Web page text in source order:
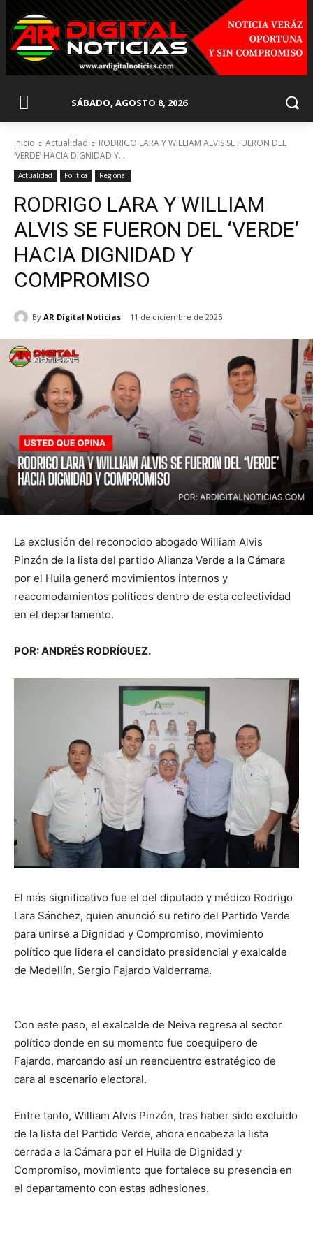
SÁBADO, AGOSTO 8, 2026
Inicio Actualidad
RODRIGO LARA Y WILLIAM ALVIS SE FUERON DEL
‘VERDE’ HACIA DIGNIDAD Y...
Actualidad Política Regional
RODRIGO LARA Y WILLIAM
ALVIS SE FUERON DEL ‘VERDE’
HACIA DIGNIDAD Y
COMPROMISO
By AR Digital Noticias 11 de diciembre de 2025
La exclusión del reconocido abogado William Alvis
Pinzón de la lista del partido Alianza Verde a la Cámara
por el Huila generó movimientos internos y
reacomodamientos políticos dentro de esta colectividad
en el departamento.
POR: ANDRÉS RODRÍGUEZ.
El más significativo fue el del diputado y médico Rodrigo
Lara Sánchez, quien anunció su retiro del Partido Verde
para unirse a Dignidad y Compromiso, movimiento
político que lidera el candidato presidencial y exalcalde
de Medellín, Sergio Fajardo Valderrama.
Con este paso, el exalcalde de Neiva regresa al sector
político donde en su momento fue coequipero de
Fajardo, marcando así un reencuentro estratégico de
cara al escenario electoral.
Entre tanto, William Alvis Pinzón, tras haber sido excluido
de la lista del Partido Verde, ahora encabeza la lista
cerrada a la Cámara por el Huila de Dignidad y
Compromiso, movimiento que fortalece su presencia en
el departamento con estas adhesiones.